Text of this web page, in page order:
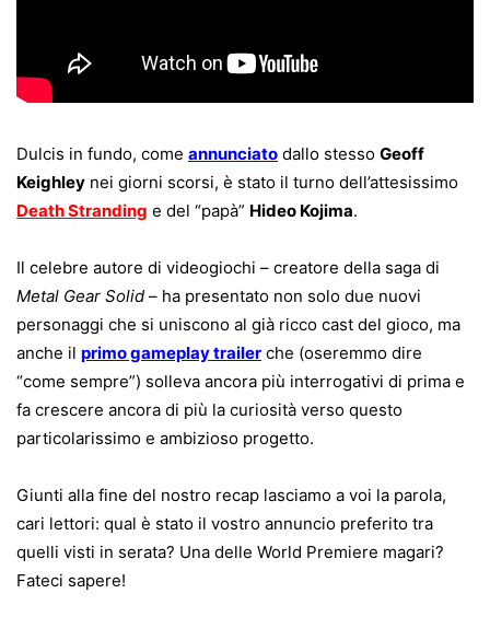
Dulcis in fundo, come annunciato dallo stesso Geoff
Keighley nei giorni scorsi, è stato il turno dell’attesissimo
Death Stranding e del “papà” Hideo Kojima.
Il celebre autore di videogiochi – creatore della saga di
Metal Gear Solid – ha presentato non solo due nuovi
personaggi che si uniscono al già ricco cast del gioco, ma
anche il primo gameplay trailer che (oseremmo dire
“come sempre”) solleva ancora più interrogativi di prima e
fa crescere ancora di più la curiosità verso questo
particolarissimo e ambizioso progetto.
Giunti alla fine del nostro recap lasciamo a voi la parola,
cari lettori: qual è stato il vostro annuncio preferito tra
quelli visti in serata? Una delle World Premiere magari?
Fateci sapere!